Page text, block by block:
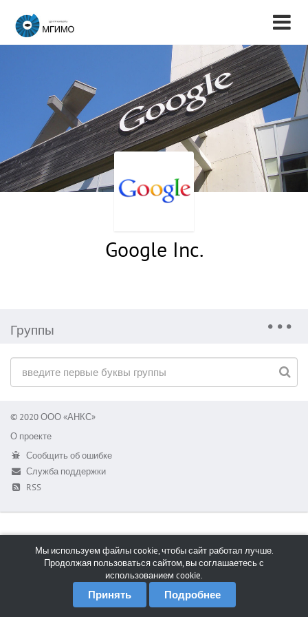
Google Inc.
Группы
© 2020 ООО «АНКС»
О проекте
Сообщить об ошибке
Служба поддержки
RSS
Мы используем файлы cookie, чтобы сайт работал лучше.
Продолжая пользоваться сайтом, вы соглашаетесь с
использованием cookie.
Принять Подробнее